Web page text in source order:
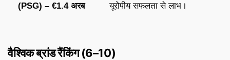
(PSG) – €1.4 अरब
यूरोपीय सफलता से लाभ।
वैश्विक ब्रांड रैंकिंग (6–10)